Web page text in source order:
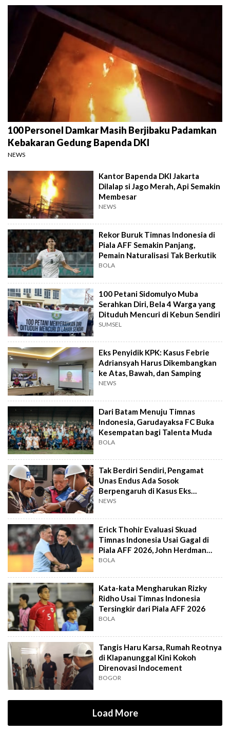
100 Personel Damkar Masih Berjibaku Padamkan
Kebakaran Gedung Bapenda DKI
NEWS
Kantor Bapenda DKI Jakarta
Dilalap si Jago Merah, Api Semakin
Membesar
NEWS
Rekor Buruk Timnas Indonesia di
Piala AFF Semakin Panjang,
Pemain Naturalisasi Tak Berkutik
BOLA
100 Petani Sidomulyo Muba
Serahkan Diri, Bela 4 Warga yang
Dituduh Mencuri di Kebun Sendiri
SUMSEL
Eks Penyidik KPK: Kasus Febrie
Adriansyah Harus Dikembangkan
ke Atas, Bawah, dan Samping
NEWS
Dari Batam Menuju Timnas
Indonesia, Garudayaksa FC Buka
Kesempatan bagi Talenta Muda
BOLA
Tak Berdiri Sendiri, Pengamat
Unas Endus Ada Sosok
Berpengaruh di Kasus Eks
Jampidsus
NEWS
Erick Thohir Evaluasi Skuad
Timnas Indonesia Usai Gagal di
Piala AFF 2026, John Herdman
Out?
BOLA
Kata-kata Mengharukan Rizky
Ridho Usai Timnas Indonesia
Tersingkir dari Piala AFF 2026
BOLA
Tangis Haru Karsa, Rumah Reotnya
di Klapanunggal Kini Kokoh
Direnovasi Indocement
BOGOR
Load More